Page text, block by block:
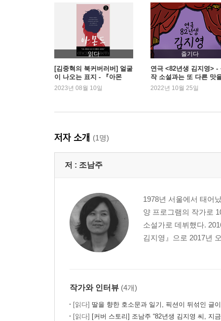
읽다
[김중혁의 북커버러버] 얼굴
이 나오는 표지 - 『아몬
드』
2023년 08월 10일
즐기다
연극 <82년생 김지영> -
작 소설과는 또 다른 맛
선사하다
2022년 10월 25일
저자 소개 (1명)
저 : 조남주
1978년 서울에서 태어
양 프로그램의 작가로
소설가로 데뷔했다.
김지영』으로 2017년
작가와 인터뷰 (4개)
[읽다] 딸을 향한 호소문과 일기, 픽션이 뒤섞인 글
[읽다] [커버 스토리] 조남주 “82년생 김지영 씨, 지